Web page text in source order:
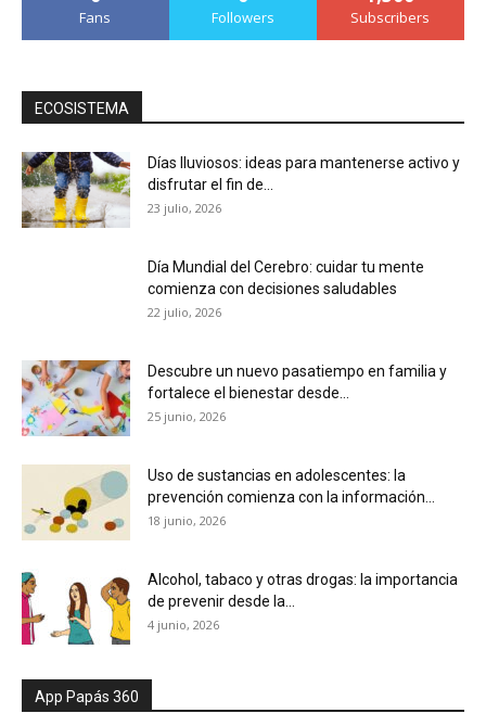
Fans Followers Subscribers
ECOSISTEMA
Días lluviosos: ideas para mantenerse activo y
disfrutar el fin de...
23 julio, 2026
Día Mundial del Cerebro: cuidar tu mente
comienza con decisiones saludables
22 julio, 2026
Descubre un nuevo pasatiempo en familia y
fortalece el bienestar desde...
25 junio, 2026
Uso de sustancias en adolescentes: la
prevención comienza con la información...
18 junio, 2026
Alcohol, tabaco y otras drogas: la importancia
de prevenir desde la...
4 junio, 2026
App Papás 360